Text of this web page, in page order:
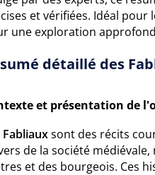
et vérifiées. Idéal
une exploration
détaillé des
et présentation de
Fabliauxsont des récits
de la société
et des bourgeois. Ces